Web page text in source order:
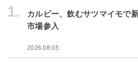
1.
カルビー、飲むサツマイモで
市場参入
2026.08.05